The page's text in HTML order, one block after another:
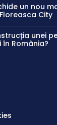
un nou
City
unei
România?